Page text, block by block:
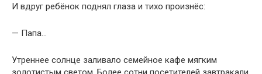
И вдруг ребёнок поднял глаза и тихо произнёс:
— Папа…
Утреннее солнце заливало семейное кафе мягким